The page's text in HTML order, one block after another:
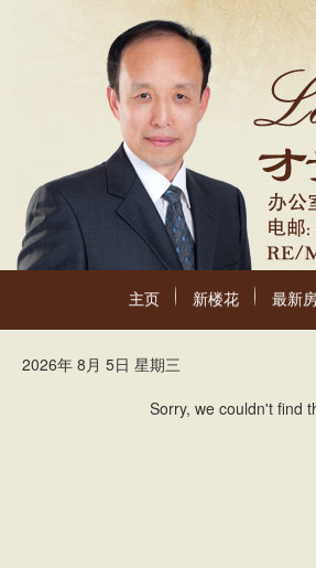
主页 新楼花 最新
2026年 8月 5日 星期三
Sorry, we couldn't find